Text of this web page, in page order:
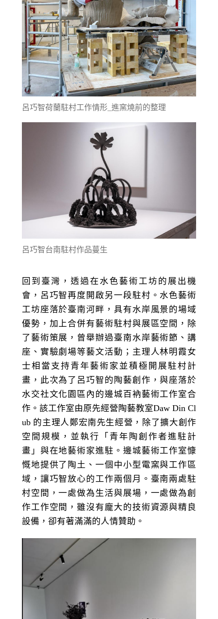
呂巧智荷蘭駐村工作情形_進窯燒前的整理
呂巧智台南駐村作品蔓生
回到臺灣，透過在水色藝術工坊的展出機
會，呂巧智再度開啟另一段駐村。水色藝術
工坊座落於臺南河畔，具有水岸風景的場域
優勢，加上合併有藝術駐村與展區空間，除
了藝術策展，曾舉辦過臺南水岸藝術節、講
座、實驗劇場等藝文活動；主理人林明霞女
士相當支持青年藝術家並積極開展駐村計
畫，此次為了呂巧智的陶藝創作，與座落於
水交社文化園區內的邊城百衲藝術工作室合
作。該工作室由原先經營陶藝教室Daw Din Cl
ub 的主理人鄭宏南先生經營，除了擴大創作
空間規模，並執行「青年陶創作者進駐計
畫」與在地藝術家進駐。邊城藝術工作室慷
慨地提供了陶土、一個中小型電窯與工作區
域，讓巧智放心的工作兩個月。臺南兩處駐
村空間，一處做為生活與展場，一處做為創
作工作空間，雖沒有龐大的技術資源與精良
設備，卻有著滿滿的人情贊助。